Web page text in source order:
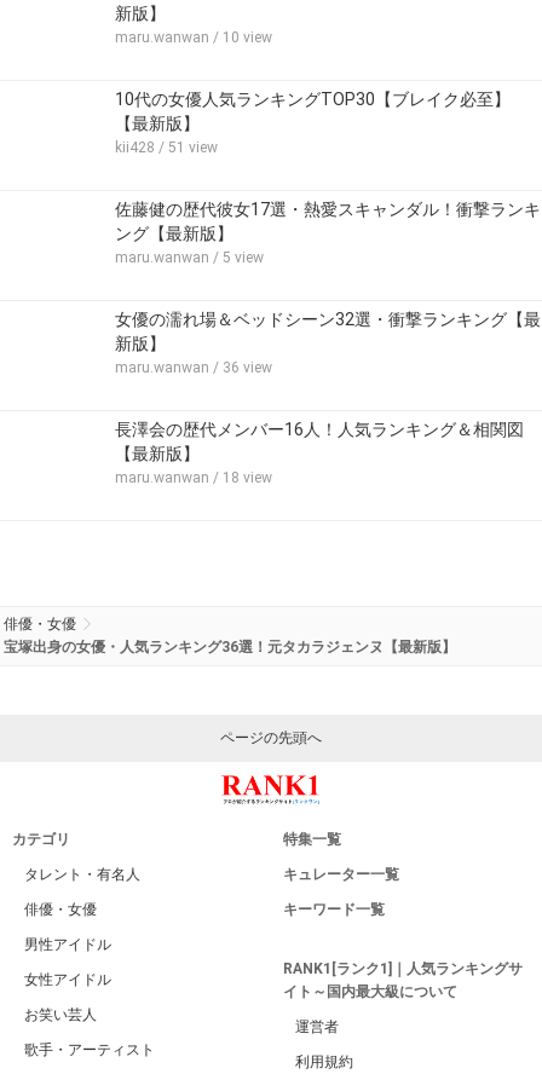
新版】
maru.wanwan / 10 view
10代の女優人気ランキングTOP30【ブレイク必至】
【最新版】
kii428 / 51 view
佐藤健の歴代彼女17選・熱愛スキャンダル！衝撃ランキ
ング【最新版】
maru.wanwan / 5 view
女優の濡れ場＆ベッドシーン32選・衝撃ランキング【最
新版】
maru.wanwan / 36 view
長澤会の歴代メンバー16人！人気ランキング＆相関図
【最新版】
maru.wanwan / 18 view
俳優・女優
宝塚出身の女優・人気ランキング36選！元タカラジェンヌ【最新版】
ページの先頭へ
カテゴリ
タレント・有名人
俳優・女優
男性アイドル
女性アイドル
お笑い芸人
歌手・アーティスト
特集一覧
キュレーター一覧
キーワード一覧
RANK1[ランク1]｜人気ランキングサ
イト～国内最大級について
運営者
利用規約